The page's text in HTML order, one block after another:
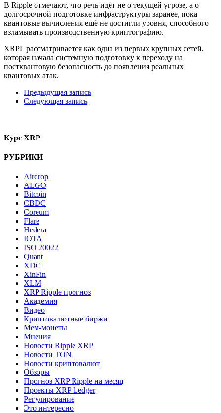
В Ripple отмечают, что речь идёт не о текущей угрозе, а о
долгосрочной подготовке инфраструктуры заранее, пока
квантовые вычисления ещё не достигли уровня, способного
взламывать производственную криптографию.
XRPL рассматривается как одна из первых крупных сетей,
которая начала системную подготовку к переходу на
постквантовую безопасность до появления реальных
квантовых атак.
Предыдущая запись
Следующая запись
Курс XRP
РУБРИКИ
Airdrop
ALGO
Bitcoin
CBDC
Coreum
Flare
Hedera
IOTA
ISO 20022
Quant
XDC
XinFin
XLM
XRP Ripple прогноз
Академия
Видео
Криптовалютные биржи
Мем-монеты
Мнения
Новости Ripple XRP
Новости TON
Новости криптовалют
Обзоры
Прогноз XRP Ripple на месяц
Проекты XRP Ledger
Регулирование
Это интересно